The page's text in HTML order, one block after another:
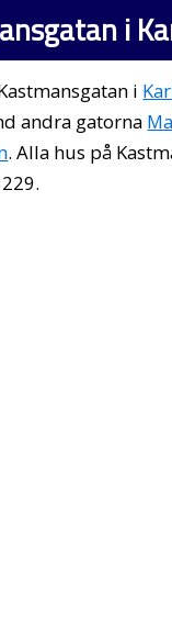
i
i
andra gatorna
. Alla hus på